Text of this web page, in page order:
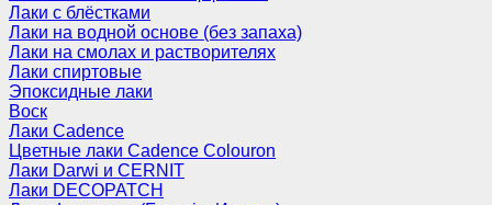
Лаки с блёстками
Лаки на водной основе (без запаха)
Лаки на смолах и растворителях
Лаки спиртовые
Эпоксидные лаки
Воск
Лаки Cadence
Цветные лаки Cadence Colouron
Лаки Darwi и CERNIT
Лаки DECOPATCH